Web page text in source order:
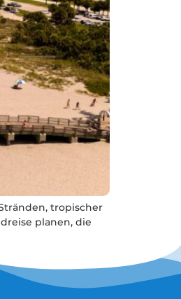
tropischer
planen, die